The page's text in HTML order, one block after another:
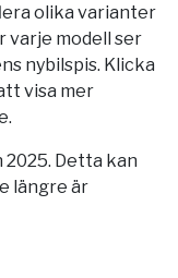
olika varianter
varje modell ser
nybilspis. Klicka
visa mer
Detta kan
längre är